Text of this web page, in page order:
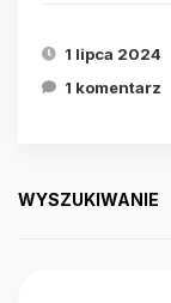
1 lipca 2024
1 komentarz
WYSZUKIWANIE